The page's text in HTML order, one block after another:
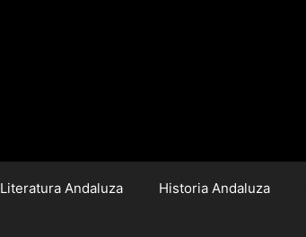
Literatura Andaluza Historia Andaluza